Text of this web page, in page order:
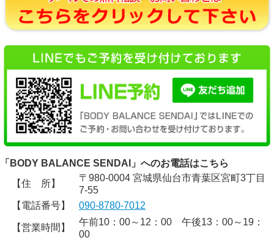
「BODY BALANCE SENDAI」へのお電話はこちら
【住 所】
〒980-0004 宮城県仙台市青葉区宮町3丁目
7-55
【電話番号】
090-8780-7012
【営業時間】
午前10：00～12：00 午後13：00～19：
00